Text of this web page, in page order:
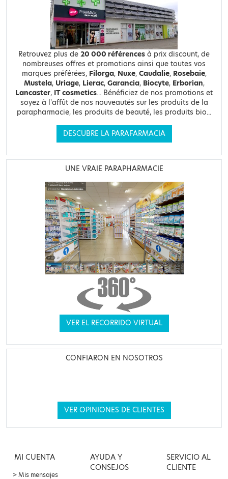
Retrouvez plus de 20 000 références à prix discount, de
nombreuses offres et promotions ainsi que toutes vos
marques préférées, Filorga, Nuxe, Caudalie, Rosebaie,
Mustela, Uriage, Lierac, Garancia, Biocyte, Erborian,
Lancaster, IT cosmetics... Bénéficiez de nos promotions et
soyez à l'affût de nos nouveautés sur les produits de la
parapharmacie, les produits de beauté, les produits bio...
DESCUBRE LA PARAFARMACIA
UNE VRAIE PARAPHARMACIE
VER EL RECORRIDO VIRTUAL
CONFIARON EN NOSOTROS
VER OPINIONES DE CLIENTES
MI CUENTA
Mis mensajes
AYUDA Y
CONSEJOS
SERVICIO AL
CLIENTE